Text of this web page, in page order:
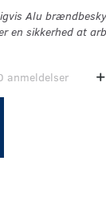
Alu
en sikkerhed at
anmeldelser